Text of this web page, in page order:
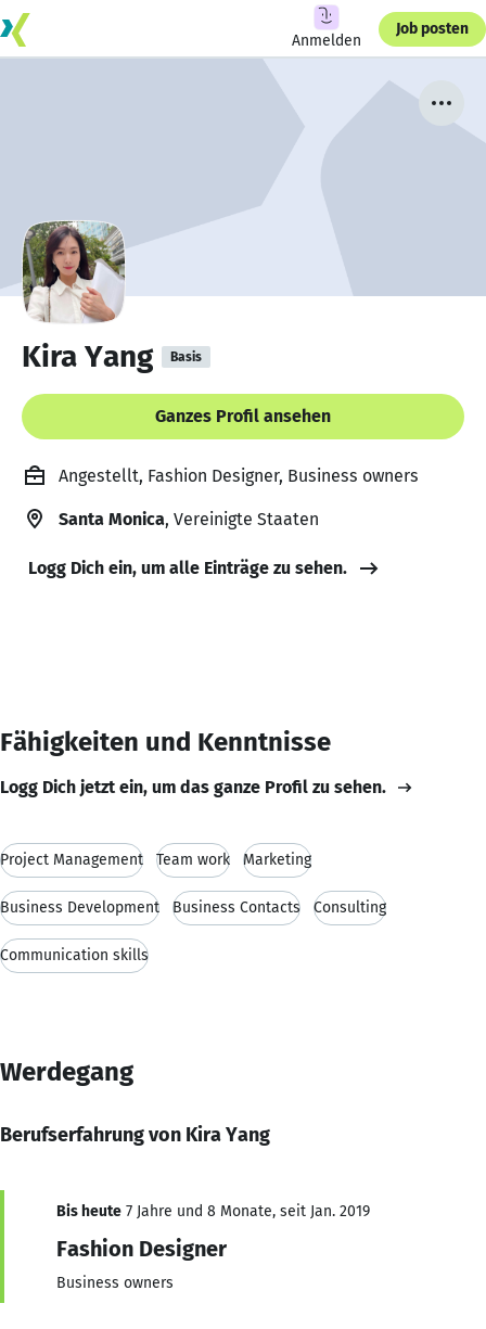
Anmelden
Job posten
Kira Yang Basis
Ganzes Profil ansehen
Angestellt, Fashion Designer, Business owners
Santa Monica, Vereinigte Staaten
Logg Dich ein, um alle Einträge zu sehen.
Fähigkeiten und Kenntnisse
Logg Dich jetzt ein, um das ganze Profil zu sehen.
Project Management Team work Marketing
Business Development Business Contacts Consulting
Communication skills
Werdegang
Berufserfahrung von Kira Yang
Bis heute 7 Jahre und 8 Monate, seit Jan. 2019
Fashion Designer
Business owners